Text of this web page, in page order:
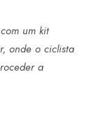
um kit
onde o ciclista
a